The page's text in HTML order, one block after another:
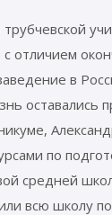
с отличием
в
оставались
по
средней
всю школу